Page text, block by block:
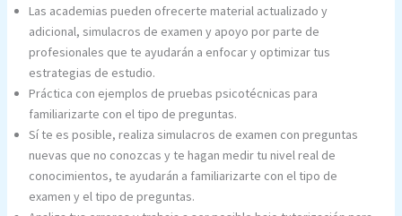
Las academias pueden ofrecerte material actualizado y
adicional, simulacros de examen y apoyo por parte de
profesionales que te ayudarán a enfocar y optimizar tus
estrategias de estudio.
Práctica con ejemplos de pruebas psicotécnicas para
familiarizarte con el tipo de preguntas.
Sí te es posible, realiza simulacros de examen con preguntas
nuevas que no conozcas y te hagan medir tu nivel real de
conocimientos, te ayudarán a familiarizarte con el tipo de
examen y el tipo de preguntas.